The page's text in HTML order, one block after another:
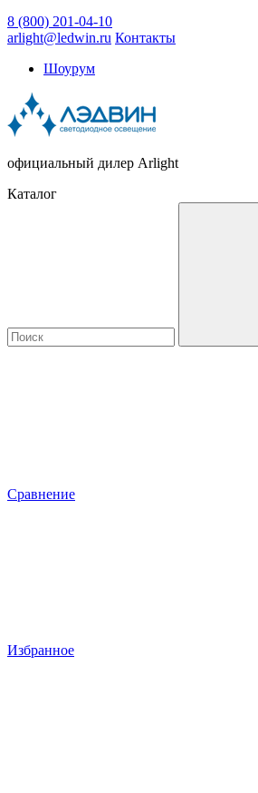
8 (800) 201-04-10
arlight@ledwin.ru Контакты
Шоурум
официальный дилер Arlight
Каталог
Сравнение
Избранное